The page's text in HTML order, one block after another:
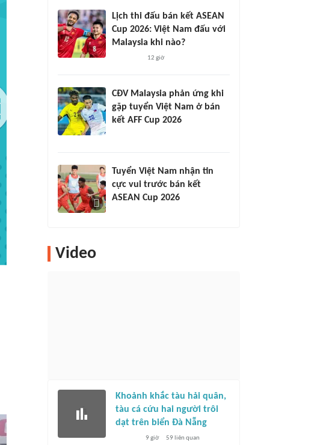
Lịch thi đấu bán kết ASEAN
Cup 2026: Việt Nam đấu với
Malaysia khi nào?
12 giờ
CĐV Malaysia phản ứng khi
gặp tuyển Việt Nam ở bán
kết AFF Cup 2026
Tuyển Việt Nam nhận tin
cực vui trước bán kết
ASEAN Cup 2026
Video
Khoảnh khắc tàu hải quân,
tàu cá cứu hai người trôi
dạt trên biển Đà Nẵng
9 giờ 59 liên quan